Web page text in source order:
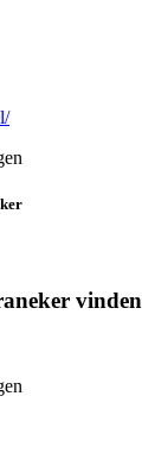
vinden